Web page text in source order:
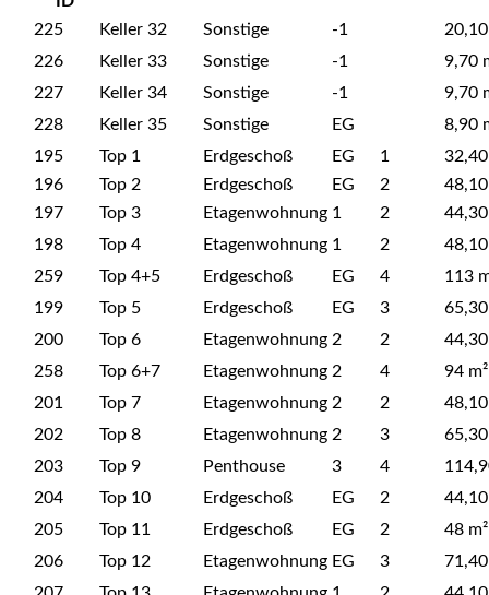
225 Keller 32 Sonstige -1
20,10
226
Keller 33 Sonstige -1
9,70
227
Keller 34 Sonstige -1
9,70
228
Keller 35 Sonstige EG
8,90
195
Top 1 Erdgeschoß EG 1
32,40
196
Top 2 Erdgeschoß EG 2
48,10
197
Top 3 Etagenwohnung 1 2
44,30
198
Top 4 Etagenwohnung 1 2
48,10
259
Top 4+5 Erdgeschoß EG 4
113
199
Top 5 Erdgeschoß EG 3
65,30
200
Top 6 Etagenwohnung 2 2
44,30
258
Top 6+7 Etagenwohnung 2 4
94 m²
201
Top 7 Etagenwohnung 2 2
48,10
202
Top 8 Etagenwohnung 2 3
65,30
203
Top 9 Penthouse 3 4
204
Top 10 Erdgeschoß EG 2
44,10
205
Top 11 Erdgeschoß EG 2
48 m²
206
Top 12 Etagenwohnung EG 3
71,40